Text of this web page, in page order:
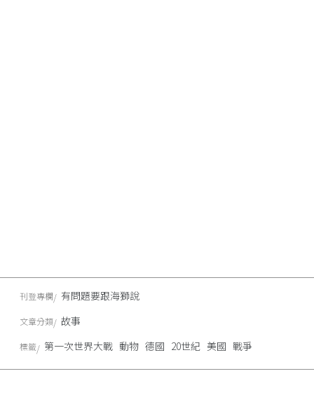
刊登專欄 有問題要跟海獅說
文章分類 故事
標籤 第一次世界大戰 動物 德國 20世紀 美國 戰爭